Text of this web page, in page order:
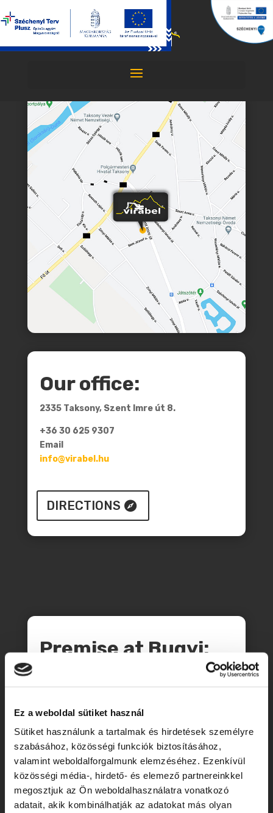
Ez a weboldal sütiket használ
Sütiket használunk a tartalmak és hirdetések személyre
szabásához, közösségi funkciók biztosításához,
valamint weboldalforgalmunk elemzéséhez. Ezenkívül
közösségi média-, hirdető- és elemező partnereinkkel
megosztjuk az Ön weboldalhasználatra vonatkozó
adatait, akik kombinálhatják az adatokat más olyan
Our office:
2335 Taksony, Szent Imre út 8.
+36 30 625 9307
Email
info@virabel.hu
DIRECTIONS
Premise at Bugyi:
2347 Bugyi, Külterület HRSZ 01278/12
DIRECTIONS